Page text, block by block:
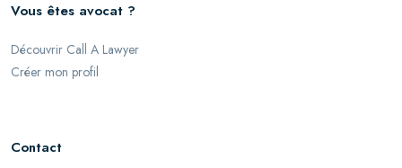
Vous êtes avocat ?
Découvrir Call A Lawyer
Créer mon profil
Contact